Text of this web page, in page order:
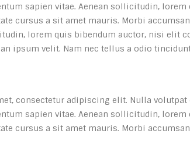
sapien vitae. Aenean sollicitudin,
cursus a sit amet mauris. Morbi
lorem quis bibendum auctor, nisi elit
ipsum velit. Nam nec tellus a odio
consectetur adipiscing elit. Nulla
sapien vitae. Aenean sollicitudin,
cursus a sit amet mauris. Morbi